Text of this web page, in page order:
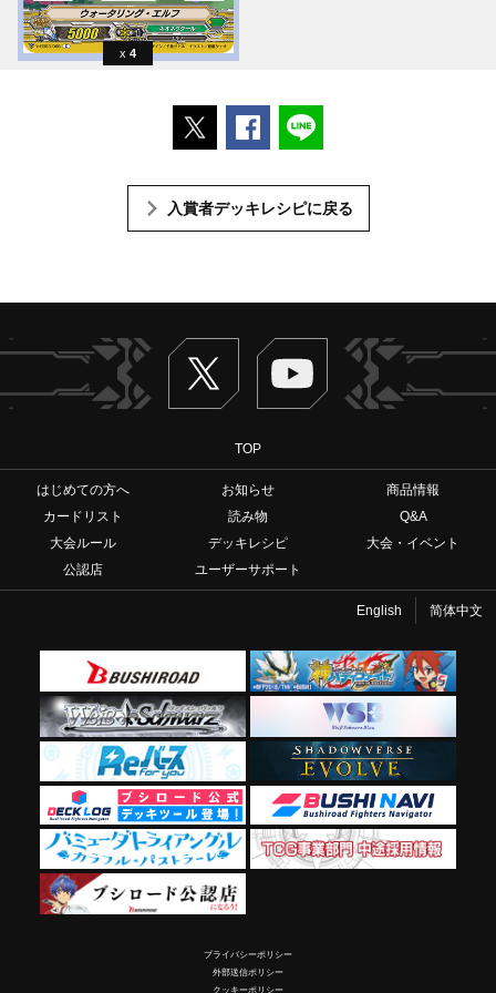
4
ポストするFacebookでシェアする
入賞者デッキレシピに戻る
Twitter ヴァンガードch
TOP
はじめての方へ お知らせ
商品情報
カードリスト
読み物
Q&A
大会ルール
デッキレシピ
大会・イベント
公認店
ユーザーサポート
English 简体中文
プライバシーポリシー
外部送信ポリシー
クッキーポリシー